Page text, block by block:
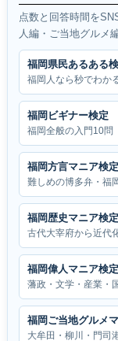
点数と回答時間を
人編・ご当地グルメ
福岡県民あるある
福岡人なら秒でわか
福岡ビギナー検定
福岡全般の入門10問
福岡方言マニア検定
難しめの博多弁・福
福岡歴史マニア検定
古代大宰府から近代
福岡偉人マニア検定
藩政・文学・産業・
福岡ご当地グルメ
大牟田・柳川・門司